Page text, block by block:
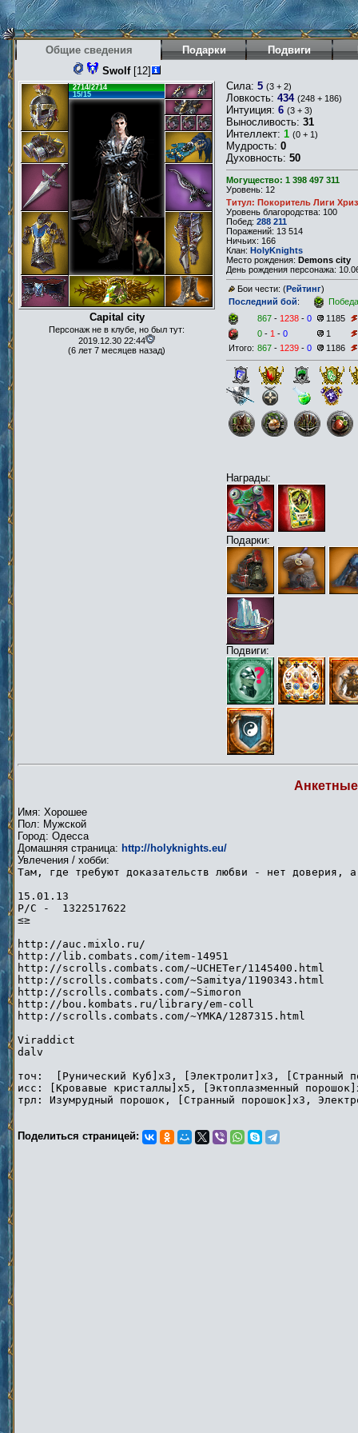
Общие сведения Подарки Подвиги
Swolf[12]
2714/2714
15/15
Capital city
Персонаж не в клубе, но был тут:
2019.12.30 22:44
(6 лет 7 месяцев назад)
Сила: 5 (3 + 2)
Ловкость: 434 (248 + 186)
Интуиция: 6 (3 + 3)
Выносливость: 31
Интеллект: 1 (0 + 1)
Мудрость: 0
Духовность: 50
Могущество: 1 398 497 311
Уровень: 12
Титул: Покоритель Лиги
Уровень благородства: 100
Побед: 288 211
Поражений: 13 514
Ничьих: 166
Клан: HolyKnights
Место рождения: Demons city
День рождения персонажа:
Бои чести: (Рейтинг)
Последний бой:
Победа
867 - 1238 - 0
1185
0 - 1 - 0
1
Итого: 867 - 1239 - 0 1186
Награды:
Подарки:
Подвиги:
Имя: Хорошее
Пол: Мужской
Город: Одесса
Домашняя страница: http://holyknights.eu/
Увлечения / хобби:
Там, где требуют доказательств любви - нет доверия,
15.01.13
Р/С - 1322517622
≤≥
http://auc.mixlo.ru/
http://lib.combats.com/item-14951
http://scrolls.combats.com/~UCHETer/1145400.html
http://scrolls.combats.com/~Samitya/1190343.html
http://scrolls.combats.com/~Simoron
http://bou.kombats.ru/library/em-coll
http://scrolls.combats.com/~YMKA/1287315.html
Viraddict
dalv
точ: [Рунический Куб]x3, [Электролит]x3, [Странный
исс: [Кровавые кристаллы]x5, [Эктоплазменный
трл: Изумрудный порошок, [Странный порошок]x3,
Поделиться страницей: